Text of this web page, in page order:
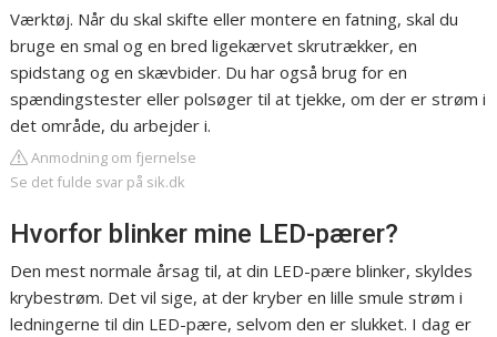
Værktøj. Når du skal skifte eller montere en fatning, skal du
bruge en smal og en bred ligekærvet skrutrækker, en
spidstang og en skævbider. Du har også brug for en
spændingstester eller polsøger til at tjekke, om der er strøm i
det område, du arbejder i.
Anmodning om fjernelse
Se det fulde svar på sik.dk
Hvorfor blinker mine LED-pærer?
Den mest normale årsag til, at din LED-pære blinker, skyldes
krybestrøm. Det vil sige, at der kryber en lille smule strøm i
ledningerne til din LED-pære, selvom den er slukket. I dag er